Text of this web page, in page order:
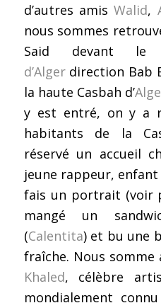
d’autres amisWalid,
nous sommes
Said devant le
d’Algerdirection Bab
la haute Casbah d’
y est entré, on y a
habitants de la
réservé un accueil
jeune rappeur, enfant
fais un portrait (voir
mangé un
(Calentita) et bu une
fraîche. Nous somme
Khaled, célèbre
mondialement